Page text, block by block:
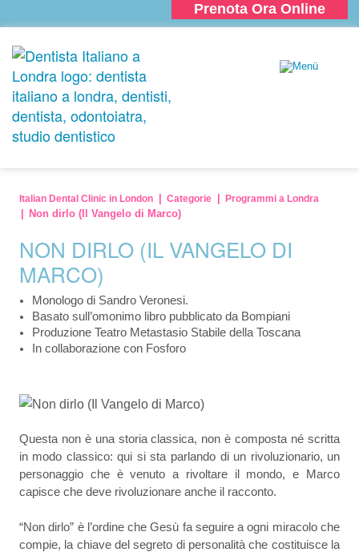
Prenota Ora Online
Italian Dental Clinic in London Categorie Programmi a Londra
Non dirlo (Il Vangelo di Marco)
NON DIRLO (IL VANGELO DI
MARCO)
Monologo di Sandro Veronesi.
Basato sull’omonimo libro pubblicato da Bompiani
Produzione Teatro Metastasio Stabile della Toscana
In collaborazione con Fosforo
Questa non è una storia classica, non è composta né scritta
in modo classico: qui si sta parlando di un rivoluzionario, un
personaggio che è venuto a rivoltare il mondo, e Marco
capisce che deve rivoluzionare anche il racconto.
“Non dirlo” è l’ordine che Gesù fa seguire a ogni miracolo che
compie, la chiave del segreto di personalità che costituisce la